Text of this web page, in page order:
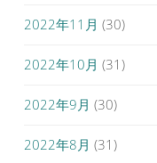
2022年11月 (30)
2022年10月 (31)
2022年9月 (30)
2022年8月 (31)